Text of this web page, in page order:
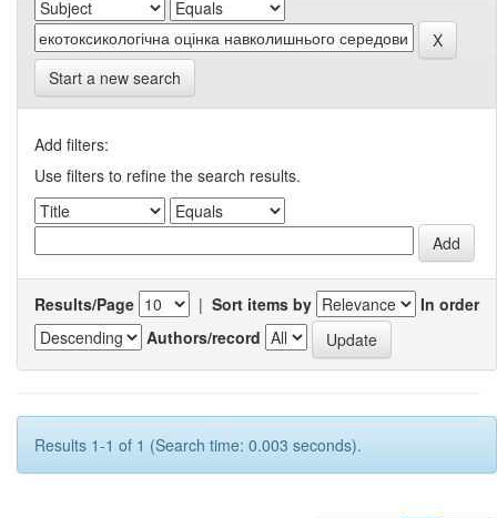
Start a new search
Add filters:
Use filters to refine the search results.
Results/Page | Sort items by
In order
Authors/record
Results 1-1 of 1 (Search time: 0.003 seconds).